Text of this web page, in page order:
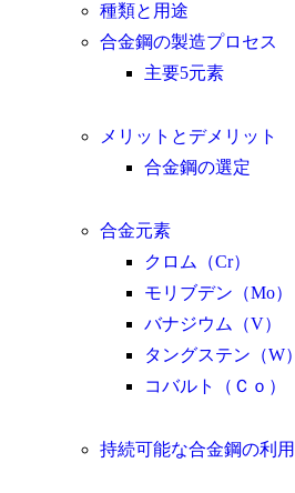
種類と用途
合金鋼の製造プロセス
主要5元素
メリットとデメリット
合金鋼の選定
合金元素
クロム（Cr）
モリブデン（Mo）
バナジウム（V）
タングステン（W）
コバルト（Ｃｏ）
持続可能な合金鋼の利用